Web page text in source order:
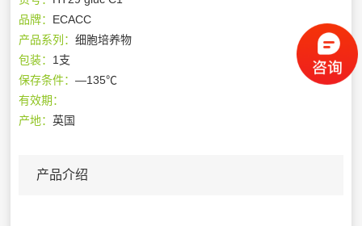
品牌： ECACC
产品系列：细胞培养物
包装： 1支
保存条件：—135℃
有效期：
产地：英国
产品介绍